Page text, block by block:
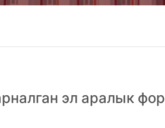
эл аралык